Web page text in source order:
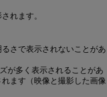
れます。
さで表示されないことがあ
が多く表示されることがあ
ます（映像と撮影した画像